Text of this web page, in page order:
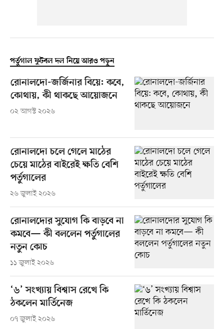
পর্তুগাল ফুটবল দল নিয়ে আরও পড়ুন
রোনালদো-জর্জিনার বিয়ে: কবে,
কোথায়, কী থাকছে আয়োজনে
০২ আগস্ট ২০২৬
রোনালদো চলে গেলে মাঠের
চেয়ে মাঠের বাইরেই ক্ষতি বেশি
পর্তুগালের
২৬ জুলাই ২০২৬
রোনালদোর সুযোগ কি বাড়বে না
কমবে— কী বললেন পর্তুগালের
নতুন কোচ
১১ জুলাই ২০২৬
‘৬’ সংখ্যায় বিশ্বাস রেখে কি
ঠকলেন মার্তিনেজ
০৭ জুলাই ২০২৬